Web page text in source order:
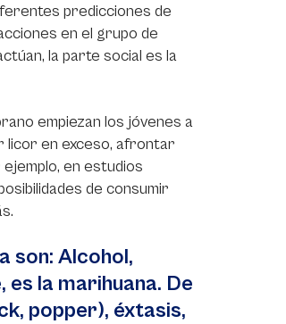
predicciones de
en el grupo de
la parte social es la
empiezan los jóvenes a
licor en exceso, afrontar
en estudios
de consumir
son: Alcohol,
la marihuana. De
popper), éxtasis,